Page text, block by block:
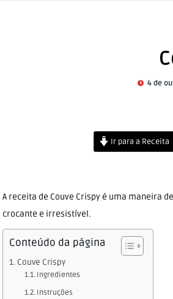
4 de
Ir para a Receita
A receita de Couve Crispy é uma maneira
crocante e irresistível.
Conteúdo da página
Couve Crispy
Ingredientes
Instruções